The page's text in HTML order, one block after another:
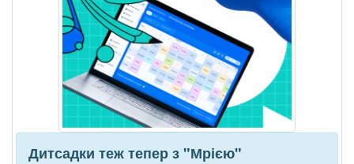
Дитсадки теж тепер з "Мрією"